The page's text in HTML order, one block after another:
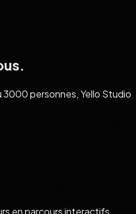
3000 personnes, Yello Studio
en parcours interactifs